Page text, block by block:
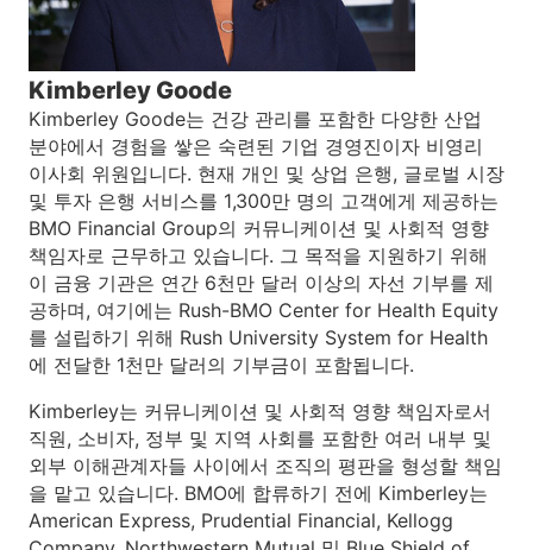
Kimberley Goode
Kimberley Goode는 건강 관리를 포함한 다양한 산업
분야에서 경험을 쌓은 숙련된 기업 경영진이자 비영리
이사회 위원입니다. 현재 개인 및 상업 은행, 글로벌 시장
및 투자 은행 서비스를 1,300만 명의 고객에게 제공하는
BMO Financial Group의 커뮤니케이션 및 사회적 영향
책임자로 근무하고 있습니다. 그 목적을 지원하기 위해
이 금융 기관은 연간 6천만 달러 이상의 자선 기부를 제
공하며, 여기에는 Rush-BMO Center for Health Equity
를 설립하기 위해 Rush University System for Health
에 전달한 1천만 달러의 기부금이 포함됩니다.
Kimberley는 커뮤니케이션 및 사회적 영향 책임자로서
직원, 소비자, 정부 및 지역 사회를 포함한 여러 내부 및
외부 이해관계자들 사이에서 조직의 평판을 형성할 책임
을 맡고 있습니다. BMO에 합류하기 전에 Kimberley는
American Express, Prudential Financial, Kellogg